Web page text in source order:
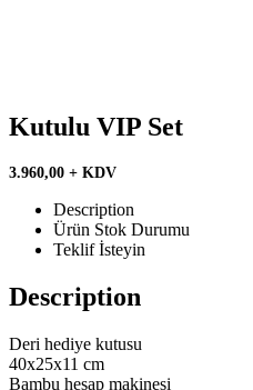
Kutulu VIP Set
3.960,00 + KDV
Description
Ürün Stok Durumu
Teklif İsteyin
Description
Deri hediye kutusu
40x25x11 cm
Bambu hesap makinesi